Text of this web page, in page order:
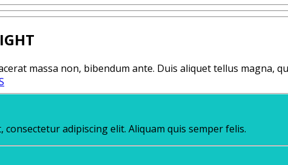
massa non, bibendum ante. Duis aliquet tellus magna,
adipiscing elit. Aliquam quis semper felis.